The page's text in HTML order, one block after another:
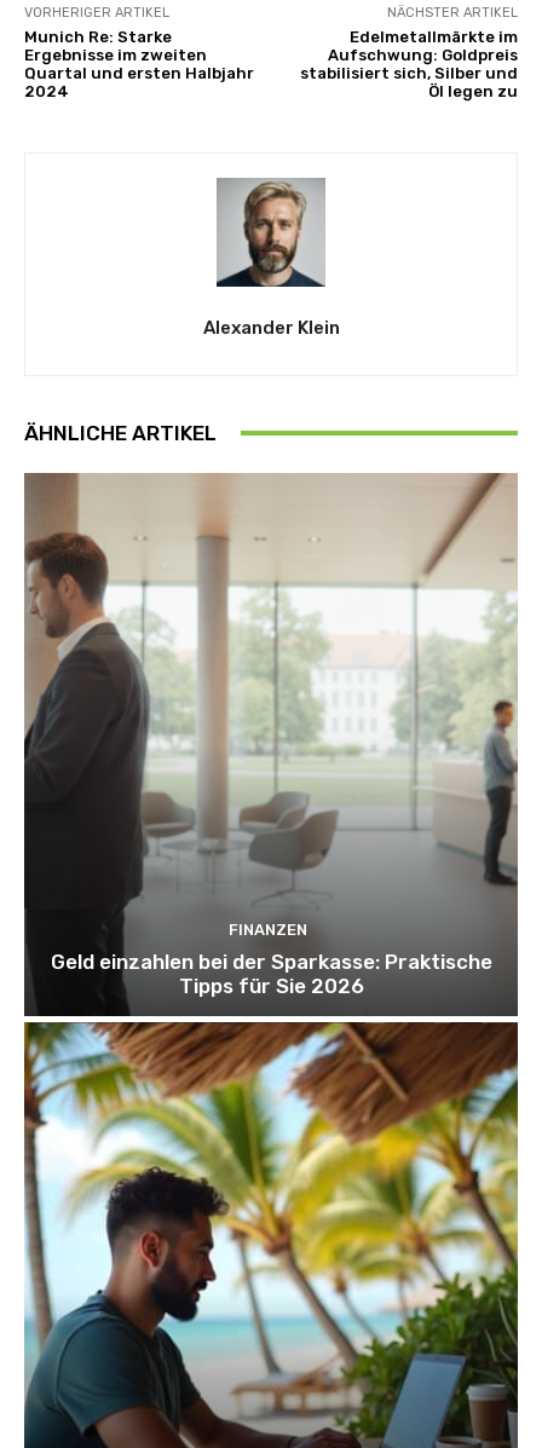
VORHERIGER ARTIKEL
Munich Re: Starke
Ergebnisse im zweiten
Quartal und ersten Halbjahr
2024
NÄCHSTER ARTIKEL
Edelmetallmärkte im
Aufschwung: Goldpreis
stabilisiert sich, Silber und
Öl legen zu
Alexander Klein
ÄHNLICHE ARTIKEL
FINANZEN
Geld einzahlen bei der Sparkasse: Praktische
Tipps für Sie 2026